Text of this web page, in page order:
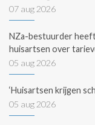
07 aug 2026
NZa-bestuurder
huisartsen over
05 aug 2026
‘Huisartsen krijgen
05 aug 2026